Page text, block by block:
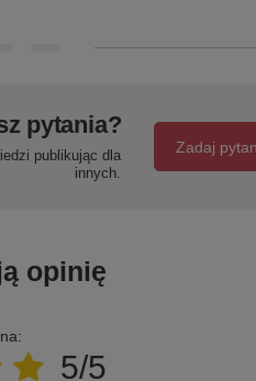
pytania?
publikując dla
innych.
Zadaj
opinię
5/5